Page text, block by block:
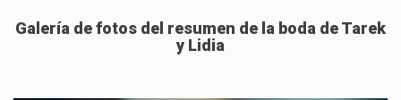
Galería de fotos del resumen de la boda de Tarek
y Lidia